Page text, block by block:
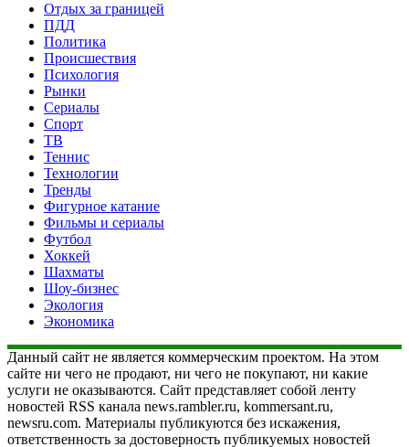
Отдых за границей
ПДД
Политика
Происшествия
Психология
Рынки
Сериалы
Спорт
ТВ
Теннис
Технологии
Тренды
Фигурное катание
Фильмы и сериалы
Футбол
Хоккей
Шахматы
Шоу-бизнес
Экология
Экономика
Данный сайт не является коммерческим проектом. На этом
сайте ни чего не продают, ни чего не покупают, ни какие
услуги не оказываются. Сайт представляет собой ленту
новостей RSS канала news.rambler.ru, kommersant.ru,
newsru.com. Материалы публикуются без искажения,
ответственность за достоверность публикуемых новостей